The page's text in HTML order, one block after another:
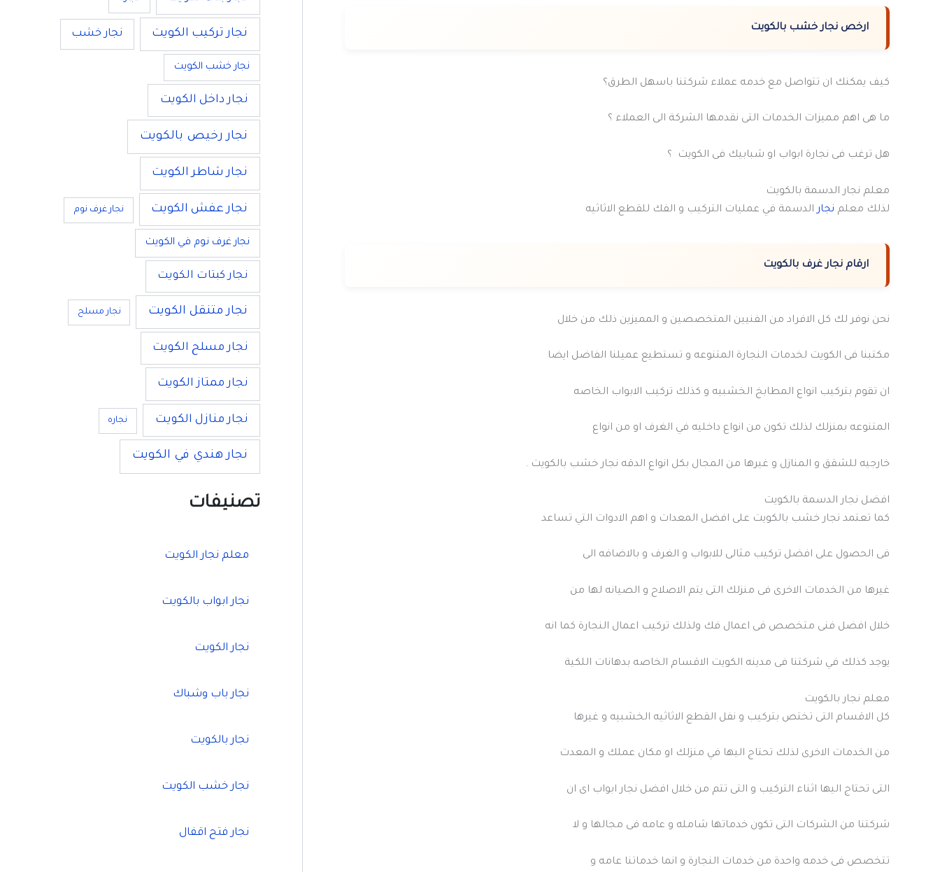
ارخص نجار خشب بالكويت
كيف يمكنك ان تتواصل مع خدمه عملاء شركتنا باسهل الطرق؟
ما هى اهم مميزات الخدمات التى نقدمها الشركة الى العملاء ؟
هل ترغب فى نجارة ابواب او شبابيك فى الكويت ؟
معلم نجار الدسمة بالكويت
لذلك معلم نجار الدسمة في عمليات التركيب و الفك للقطع الاثاثيه
ارقام نجار غرف بالكويت
نحن نوفر لك كل الافراد من الفنيين المتخصصين و المميزين ذلك من خلال
مكتبنا فى الكويت لخدمات النجارة المتنوعه و تستطيع عميلنا الفاضل ايضا
ان تقوم بتركيب انواع المطابخ الخشبيه و كذلك تركيب الابواب الخاصه
المتنوعه بمنزلك لذلك تكون من انواع داخليه في الغرف او من انواع
خارجيه للشقق و المنازل و غيرها من المجال بكل انواع الدقه نجار خشب بالكويت .
افضل نجار الدسمة بالكويت
كما تعتمد نجار خشب بالكويت على افضل المعدات و اهم الادوات التي تساعد
فى الحصول على افضل تركيب مثالى للابواب و الغرف و بالاضافه الى
غيرها من الخدمات الاخرى فى منزلك التى يتم الاصلاح و الصيانه لها من
خلال افضل فنى متخصص فى اعمال فك ولذلك تركيب اعمال النجارة كما انه
يوجد كذلك في شركتنا فى مدينه الكويت الاقسام الخاصه بدهانات اللكية
معلم نجار بالكويت
كل الاقسام التى تختص بتركيب و نفل القطع الاثاثيه الخشبيه و غيرها
من الخدمات الاخرى لذلك تحتاج اليها في منزلك او مكان عملك و المعدت
التى تحتاج اليها اثناء التركيب و التى تتم من خلال افضل نجار ابواب اى ان
شركتنا من الشركات التى تكون خدماتها شامله و عامه فى مجالها و لا
تتخصص فى خدمه واحدة من خدمات النجارة و انما خدماتنا عامه و
نجار تركيب الكويت نجار خشب
نجار خشب الكويت
نجار داخل الكويت
نجار رخيص بالكويت
نجار شاطر الكويت
نجار عفش الكويت نجار غرف نوم
نجار غرف نوم في الكويت
نجار كبتات الكويت
نجار متنقل الكويت نجار مسلح
نجار مسلح الكويت
نجار ممتاز الكويت
نجار منازل الكويت نجاره
نجار هندي في الكويت
تصنيفات
معلم نجار الكويت
نجار ابواب بالكويت
نجار الكويت
نجار باب وشباك
نجار بالكويت
نجار خشب الكويت
نجار فتح اقفال